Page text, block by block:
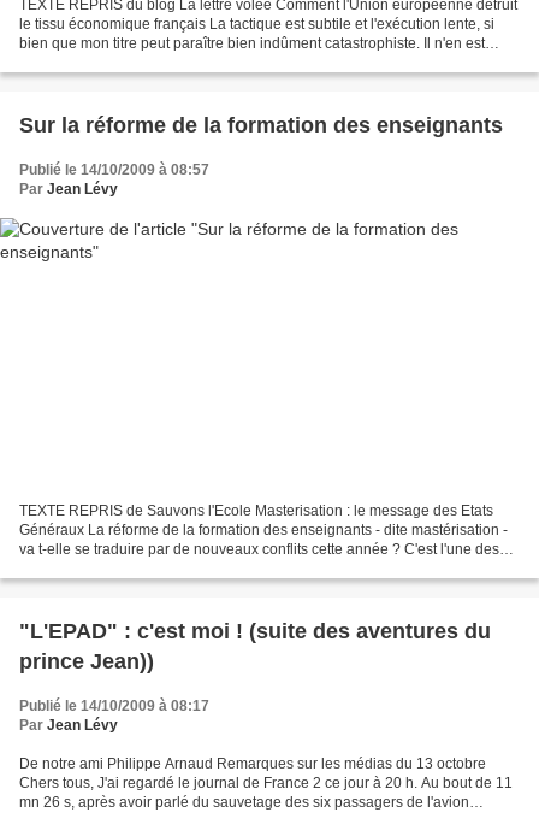
TEXTE REPRIS du blog La lettre volée Comment l'Union européenne détruit
le tissu économique français La tactique est subtile et l'exécution lente, si
bien que mon titre peut paraître bien indûment catastrophiste. Il n'en est
Sur la réforme de la formation des enseignants
Publié le 14/10/2009 à 08:57
Par Jean Lévy
TEXTE REPRIS de Sauvons l'Ecole Masterisation : le message des Etats
Généraux La réforme de la formation des enseignants - dite mastérisation -
va t-elle se traduire par de nouveaux conflits cette année ? C'est l'une des
"L'EPAD" : c'est moi ! (suite des aventures du
prince Jean))
Publié le 14/10/2009 à 08:17
Par Jean Lévy
De notre ami Philippe Arnaud Remarques sur les médias du 13 octobre
Chers tous, J'ai regardé le journal de France 2 ce jour à 20 h. Au bout de 11
mn 26 s, après avoir parlé du sauvetage des six passagers de l'avion